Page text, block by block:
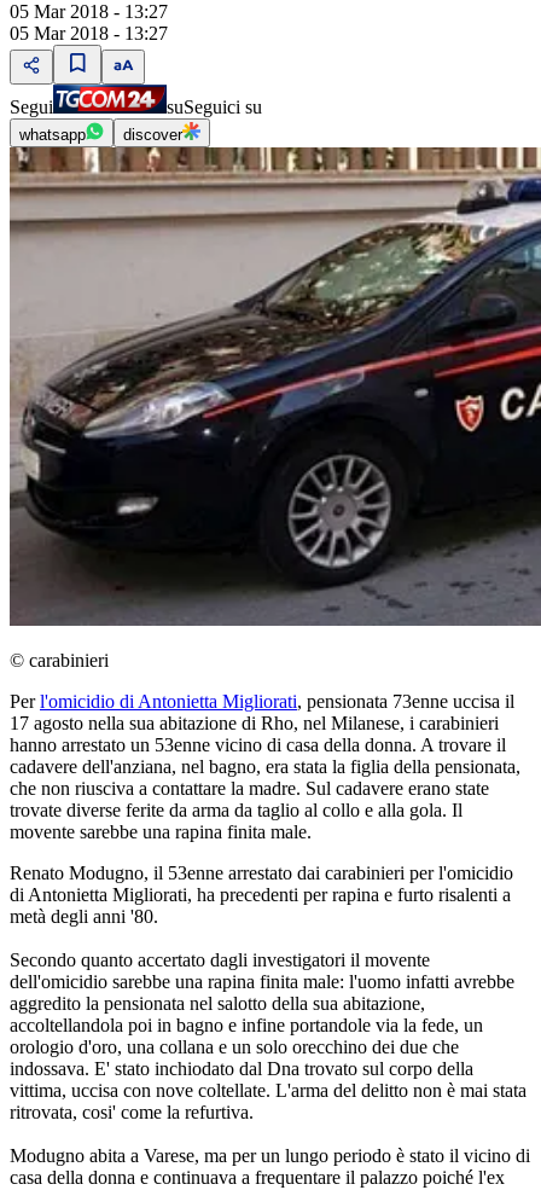
05 Mar 2018 - 13:27
05 Mar 2018 - 13:27
Segui suSeguici su
whatsapp discover
© carabinieri
Perl'omicidio di Antonietta Migliorati, pensionata 73enne uccisa il
17 agosto nella sua abitazione di Rho, nel Milanese, i carabinieri
hanno arrestato un 53enne vicino di casa della donna. A trovare il
cadavere dell'anziana, nel bagno, era stata la figlia della pensionata,
che non riusciva a contattare la madre. Sul cadavere erano state
trovate diverse ferite da arma da taglio al collo e alla gola. Il
movente sarebbe una rapina finita male.
Renato Modugno, il 53enne arrestato dai carabinieri per l'omicidio
di Antonietta Migliorati, ha precedenti per rapina e furto risalenti a
metà degli anni '80.
Secondo quanto accertato dagli investigatori il movente
dell'omicidio sarebbe una rapina finita male: l'uomo infatti avrebbe
aggredito la pensionata nel salotto della sua abitazione,
accoltellandola poi in bagno e infine portandole via la fede, un
orologio d'oro, una collana e un solo orecchino dei due che
indossava. E' stato inchiodato dal Dna trovato sul corpo della
vittima, uccisa con nove coltellate. L'arma del delitto non è mai stata
ritrovata, cosi' come la refurtiva.
Modugno abita a Varese, ma per un lungo periodo è stato il vicino di
casa della donna e continuava a frequentare il palazzo poiché l'ex